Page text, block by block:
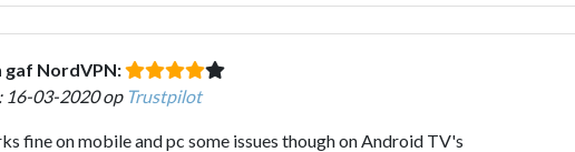
gaf NordVPN:
16-03-2020 op Trustpilot
fine on mobile and pc some issues though on Android TV's